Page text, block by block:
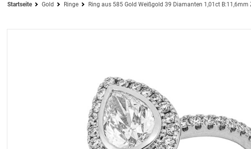
Startseite Gold Ringe Ring aus 585 Gold Weißgold 39 Diamanten 1,01ct B:11,6mm